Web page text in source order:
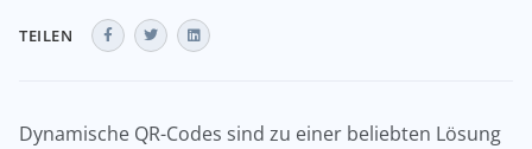
TEILEN
Dynamische QR-Codes sind zu einer beliebten Lösung